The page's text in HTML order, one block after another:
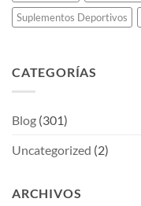
Suplementos Deportivos
CATEGORÍAS
Blog (301)
Uncategorized (2)
ARCHIVOS